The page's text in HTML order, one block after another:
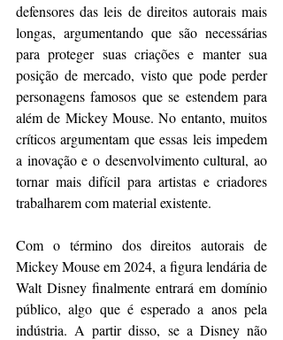
defensores das leis de direitos autorais mais
longas, argumentando que são necessárias
para proteger suas criações e manter sua
posição de mercado, visto que pode perder
personagens famosos que se estendem para
além de Mickey Mouse. No entanto, muitos
críticos argumentam que essas leis impedem
a inovação e o desenvolvimento cultural, ao
tornar mais difícil para artistas e criadores
trabalharem com material existente.
Com o término dos direitos autorais de
Mickey Mouse em 2024, a figura lendária de
Walt Disney finalmente entrará em domínio
público, algo que é esperado a anos pela
indústria. A partir disso, se a Disney não